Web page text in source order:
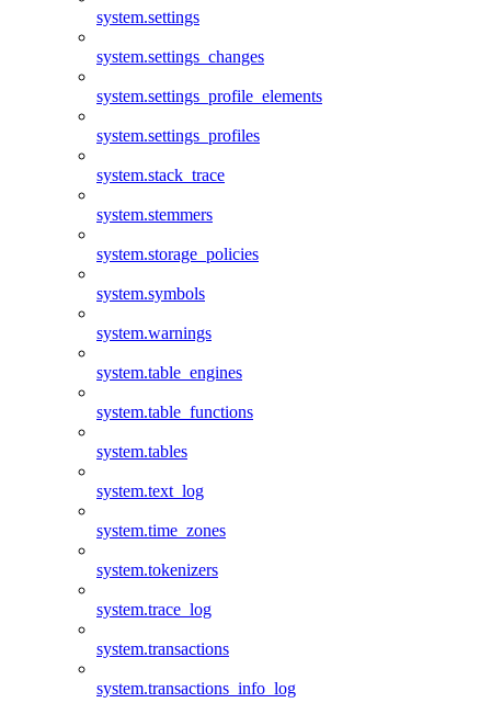
system.settings
system.settings_changes
system.settings_profile_elements
system.settings_profiles
system.stack_trace
system.stemmers
system.storage_policies
system.symbols
system.warnings
system.table_engines
system.table_functions
system.tables
system.text_log
system.time_zones
system.tokenizers
system.trace_log
system.transactions
system.transactions_info_log